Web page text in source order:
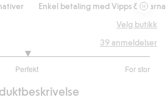
Enkel betaling med Vipps & Klarna
Velg butikk
Perfekt For stor
39 anmeldelser